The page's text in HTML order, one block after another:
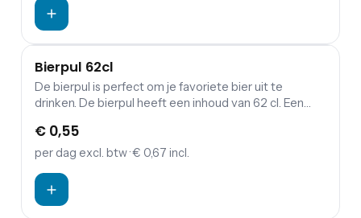
Bierpul 62cl
De bierpul is perfect om je favoriete bier uit te
drinken. De bierpul heeft een inhoud van 62 cl. Een
bier pitchers, biertafels en bierbanken!
€ 0,55
per dag excl. btw· € 0,67 incl.